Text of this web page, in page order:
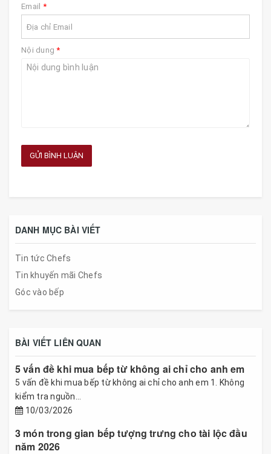
Email *
Nội dung*
GỬI BÌNH LUẬN
DANH MỤC BÀI VIẾT
Tin tức Chefs
Tin khuyến mãi Chefs
Góc vào bếp
BÀI VIẾT LIÊN QUAN
5 vấn đề khi mua bếp từ không ai chỉ cho anh em
5 vấn đề khi mua bếp từ không ai chỉ cho anh em 1. Không
kiểm tra nguồn...
10/03/2026
3 món trong gian bếp tượng trưng cho tài lộc đầu
năm 2026